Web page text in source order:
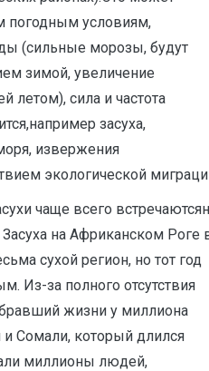
погодным условиям,
(сильные морозы, будут
зимой, увеличение
летом), сила и частота
засуха,
извержения
экологической
чаще всего
на Африканском Роге
сухой регион, но тот год
Из-за полного отсутствия
жизни у миллиона
Сомали, который длился
миллионы людей,